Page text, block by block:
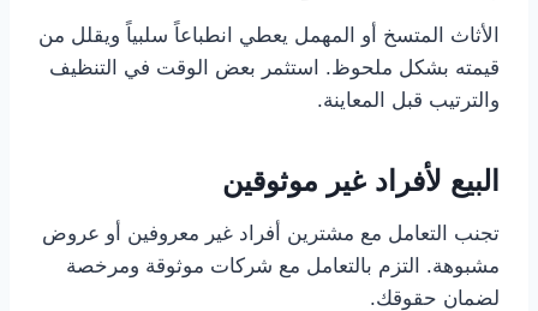
الأثاث المتسخ أو المهمل يعطي انطباعاً سلبياً ويقلل من
قيمته بشكل ملحوظ. استثمر بعض الوقت في التنظيف
والترتيب قبل المعاينة.
البيع لأفراد غير موثوقين
تجنب التعامل مع مشترين أفراد غير معروفين أو عروض
مشبوهة. التزم بالتعامل مع شركات موثوقة ومرخصة
لضمان حقوقك.